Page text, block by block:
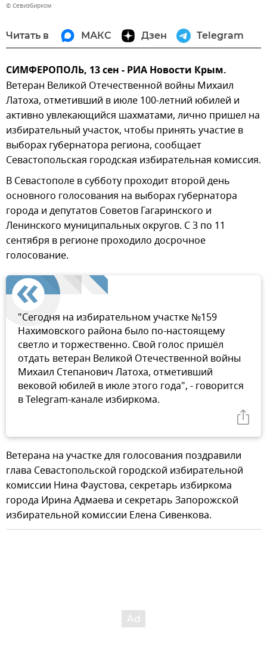
© Севизбирком
Читать в МАКС Дзен Telegram
СИМФЕРОПОЛЬ, 13 сен - РИА Новости Крым.
Ветеран Великой Отечественной войны Михаил
Латоха, отметивший в июле 100-летний юбилей и
активно увлекающийся шахматами, лично пришел на
избирательный участок, чтобы принять участие в
выборах губернатора региона, сообщает
Севастопольская городская избирательная комиссия.
В Севастополе в субботу проходит второй день
основного голосования на выборах губернатора
города и депутатов Советов Гагаринского и
Ленинского муниципальных округов. С 3 по 11
сентября в регионе проходило досрочное
голосование.
"Сегодня на избирательном участке №159
Нахимовского района было по-настоящему
светло и торжественно. Свой голос пришёл
отдать ветеран Великой Отечественной войны
Михаил Степанович Латоха, отметивший
вековой юбилей в июле этого года", - говорится
в Telegram-канале избиркома.
Ветерана на участке для голосования поздравили
глава Севастопольской городской избирательной
комиссии Нина Фаустова, секретарь избиркома
города Ирина Адмаева и секретарь Запорожской
избирательной комиссии Елена Сивенкова.